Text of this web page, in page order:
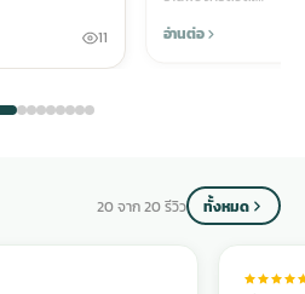
11
อ่านต่อ
20 จาก 20 รีวิว ทั้งหมด